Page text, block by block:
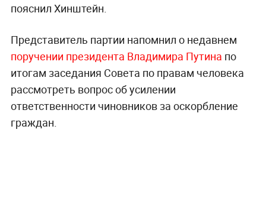
пояснил Хинштейн.
Представитель партии напомнил о недавнем
поручении президента Владимира Путина по
итогам заседания Совета по правам человека
рассмотреть вопрос об усилении
ответственности чиновников за оскорбление
граждан.